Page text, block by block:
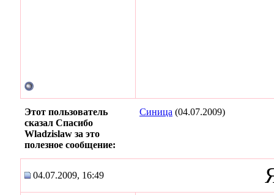
Этот пользователь
сказал Спасибо
Wladzislaw за это
полезное сообщение:
Синица (04.07.2009)
04.07.2009, 16:49